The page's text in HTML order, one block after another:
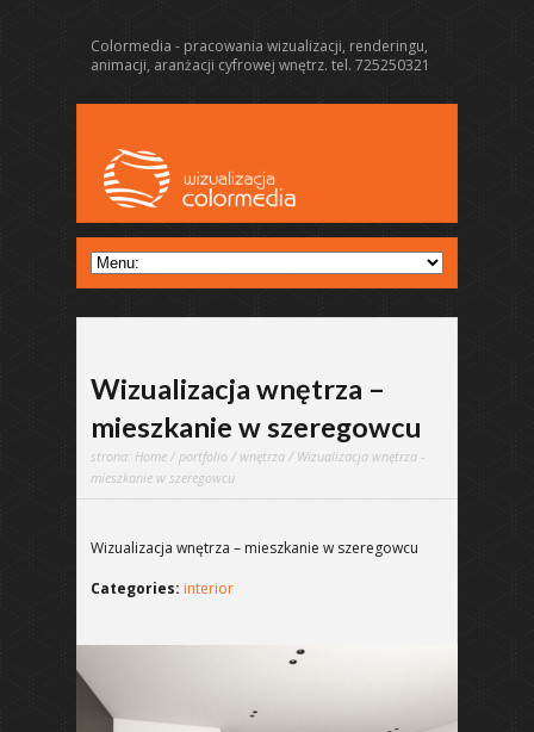
Colormedia - pracowania wizualizacji, renderingu,
animacji, aranżacji cyfrowej wnętrz. tel. 725250321
Wizualizacja wnętrza –
mieszkanie w szeregowcu
strona: Home / portfolio / wnętrza / Wizualizacja wnętrza -
mieszkanie w szeregowcu
Wizualizacja wnętrza – mieszkanie w szeregowcu
Categories: interior